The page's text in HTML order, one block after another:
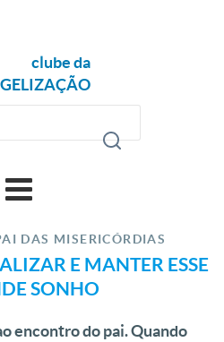
clube da
DAS MISERICÓRDIAS
E MANTER ESSE
SONHO
encontro do pai. Quando